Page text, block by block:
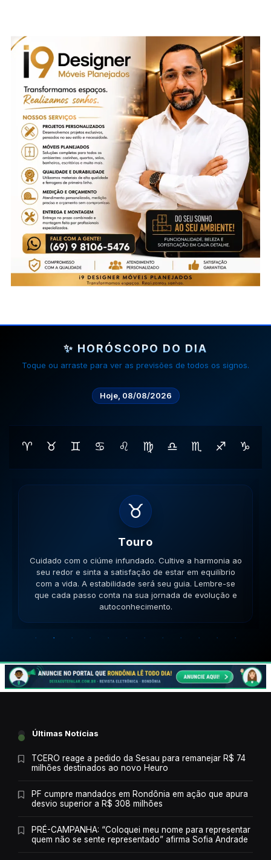
✨ HORÓSCOPO DO DIA
Toque ou arraste para ver as previsões de todos os signos.
Hoje, 08/08/2026
♈ ♉ ♊ ♋ ♌ ♍ ♎ ♏ ♐ ♑
♊
Gemeos
Cuidado com a inconsistência nas relações. Mantenha
a mente aberta para novos aprendizados e trocas de
ideias enriquecedoras. Sua comunicação será a chave.
Lembre-se que cada passo conta na sua jornada de
evolução e autoconhecimento.
Últimas Notícias
TCERO reage a pedido da Sesau para remanejar R$ 74
milhões destinados ao novo Heuro
PF cumpre mandados em Rondônia em ação que apura
desvio superior a R$ 308 milhões
PRÉ-CAMPANHA: “Coloquei meu nome para representar
quem não se sente representado” afirma Sofia Andrade